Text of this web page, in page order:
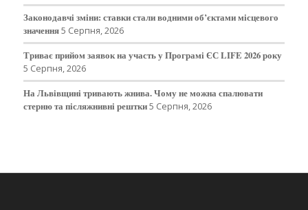
Законодавчі зміни: ставки стали водними об’єктами місцевого
значення5 Серпня, 2026
Триває прийом заявок на участь у Програмі ЄС LIFE 2026 року
5 Серпня, 2026
На Львівщині тривають жнива. Чому не можна спалювати
стерню та післяжнивні рештки5 Серпня, 2026